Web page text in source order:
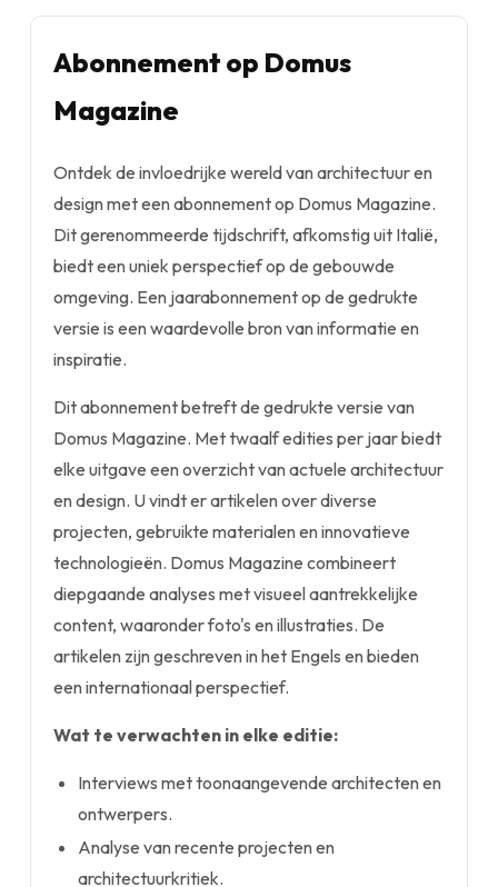
Abonnement op Domus
Magazine
Ontdek de invloedrijke wereld van architectuur en
design met een abonnement op Domus Magazine.
Dit gerenommeerde tijdschrift, afkomstig uit Italië,
biedt een uniek perspectief op de gebouwde
omgeving. Een jaarabonnement op de gedrukte
versie is een waardevolle bron van informatie en
inspiratie.
Dit abonnement betreft de gedrukte versie van
Domus Magazine. Met twaalf edities per jaar biedt
elke uitgave een overzicht van actuele architectuur
en design. U vindt er artikelen over diverse
projecten, gebruikte materialen en innovatieve
technologieën. Domus Magazine combineert
diepgaande analyses met visueel aantrekkelijke
content, waaronder foto's en illustraties. De
artikelen zijn geschreven in het Engels en bieden
een internationaal perspectief.
Wat te verwachten in elke editie:
Interviews met toonaangevende architecten en
ontwerpers.
Analyse van recente projecten en
architectuurkritiek.